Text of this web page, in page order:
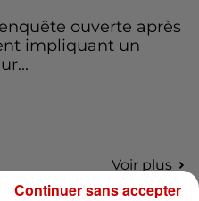
ouverte après
impliquant un
Voir plus
Continuer sans accepter